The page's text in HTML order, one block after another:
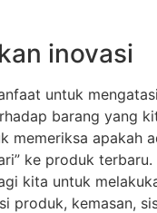
inovasi
untuk
barang yang
memeriksa apakah
ke produk
kita untuk
produk, kemasan,